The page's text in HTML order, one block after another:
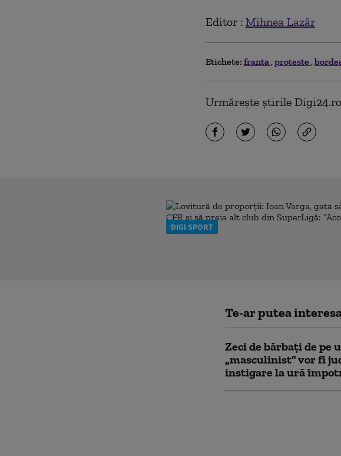
Editor : Mihnea Lazăr
Etichete: franta proteste
Urmărește știrile
DIGI SPORT
Te-ar putea
Zeci de bărbați de pe
„masculinist” vor fi
instigare la ură